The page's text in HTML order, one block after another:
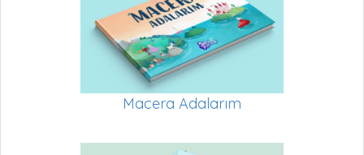
Macera Adalarım